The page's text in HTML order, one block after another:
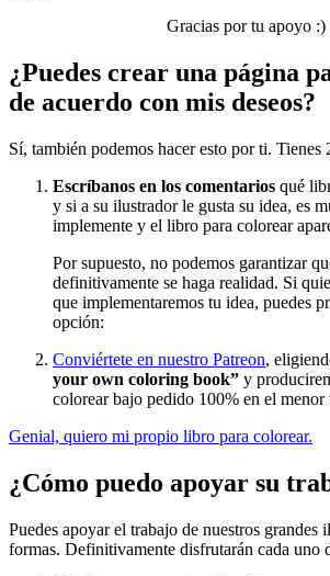
Gracias por tu apoyo :)
¿Puedes crear una página
de acuerdo con mis deseos?
Sí, también podemos hacer esto por ti. Tienes
Escríbanos en los comentarios qué
y si a su ilustrador le gusta su idea, es
implemente y el libro para colorear
Por supuesto, no podemos garantizar
definitivamente se haga realidad. Si
que implementaremos tu idea, puedes
opción:
Conviértete en nuestro Patreon,
your own coloring book” y
colorear bajo pedido 100% en el menor
Genial, quiero mi propio libro para colorear.
¿Cómo puedo apoyar su
Puedes apoyar el trabajo de nuestros grandes
formas. Definitivamente disfrutarán cada uno